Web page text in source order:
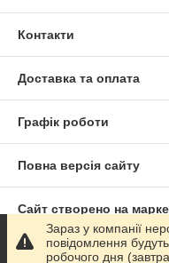
Контакти
Доставка та оплата
Графік роботи
Повна версія сайту
Сайт створено на
Політика
Зараз у компанії
повідомлення
робочого дня